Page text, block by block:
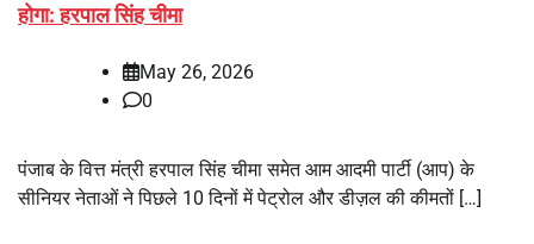
होगा: हरपाल सिंह चीमा
May 26, 2026
0
पंजाब के वित्त मंत्री हरपाल सिंह चीमा समेत आम आदमी पार्टी (आप) के
सीनियर नेताओं ने पिछले 10 दिनों में पेट्रोल और डीज़ल की कीमतों […]